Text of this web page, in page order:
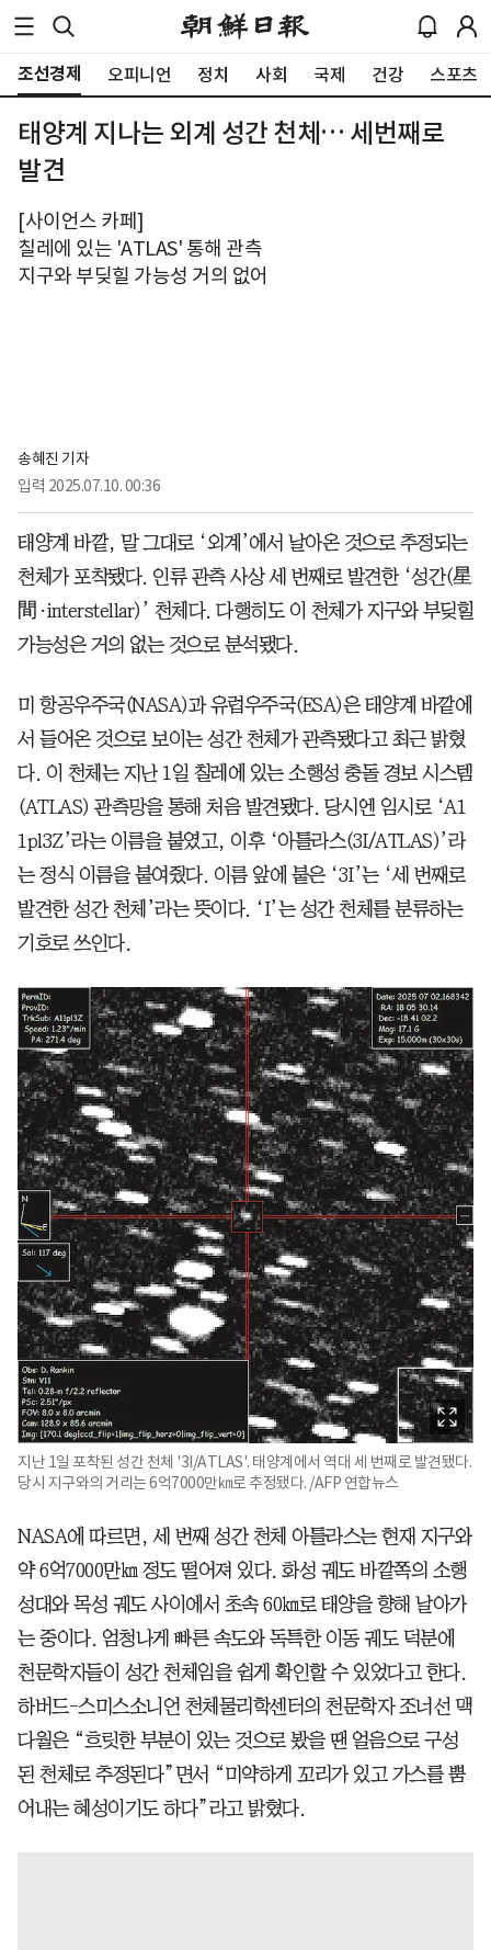
조선경제 오피니언 정치 사회 국제 건강 스포츠
태양계 지나는 외계 성간 천체… 세번째로
발견
[사이언스 카페]
칠레에 있는 'ATLAS' 통해 관측
지구와 부딪힐 가능성 거의 없어
송혜진 기자
입력 2025.07.10. 00:36
태양계 바깥, 말 그대로 ‘외계’에서 날아온 것으로 추정되는
천체가 포착됐다. 인류 관측 사상 세 번째로 발견한 ‘성간(星
間·interstellar)’ 천체다. 다행히도 이 천체가 지구와 부딪힐
가능성은 거의 없는 것으로 분석됐다.
미 항공우주국(NASA)과 유럽우주국(ESA)은 태양계 바깥에
서 들어온 것으로 보이는 성간 천체가 관측됐다고 최근 밝혔
다. 이 천체는 지난 1일 칠레에 있는 소행성 충돌 경보 시스템
(ATLAS) 관측망을 통해 처음 발견됐다. 당시엔 임시로 ‘A1
1pl3Z’라는 이름을 붙였고, 이후 ‘아틀라스(3I/ATLAS)’라
는 정식 이름을 붙여줬다. 이름 앞에 붙은 ‘3I’는 ‘세 번째로
발견한 성간 천체’라는 뜻이다. ‘I’는 성간 천체를 분류하는
기호로 쓰인다.
지난 1일 포착된 성간 천체 '3I/ATLAS'. 태양계에서 역대 세 번째로 발견됐다.
당시 지구와의 거리는 6억7000만㎞로 추정됐다. /AFP 연합뉴스
NASA에 따르면, 세 번째 성간 천체 아틀라스는 현재 지구와
약 6억7000만㎞ 정도 떨어져 있다. 화성 궤도 바깥쪽의 소행
성대와 목성 궤도 사이에서 초속 60㎞로 태양을 향해 날아가
는 중이다. 엄청나게 빠른 속도와 독특한 이동 궤도 덕분에
천문학자들이 성간 천체임을 쉽게 확인할 수 있었다고 한다.
하버드-스미스소니언 천체물리학센터의 천문학자 조너선 맥
다월은 “흐릿한 부분이 있는 것으로 봤을 땐 얼음으로 구성
된 천체로 추정된다”면서 “미약하게 꼬리가 있고 가스를 뿜
어내는 혜성이기도 하다”라고 밝혔다.